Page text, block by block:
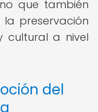
que también
preservación
cultural a nivel
del